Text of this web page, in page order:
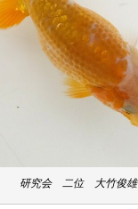
研究会 二位 大竹俊雄